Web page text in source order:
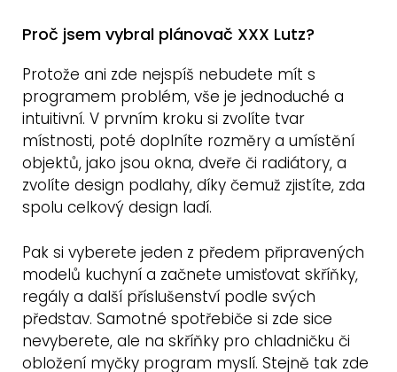
Proč jsem vybral plánovač XXX Lutz?
Protože ani zde nejspíš nebudete mít s
programem problém, vše je jednoduché a
intuitivní. V prvním kroku si zvolíte tvar
místnosti, poté doplníte rozměry a umístění
objektů, jako jsou okna, dveře či radiátory, a
zvolíte design podlahy, díky čemuž zjistíte, zda
spolu celkový design ladí.
Pak si vyberete jeden z předem připravených
modelů kuchyní a začnete umisťovat skříňky,
regály a další příslušenství podle svých
představ. Samotné spotřebiče si zde sice
nevyberete, ale na skříňky pro chladničku či
obložení myčky program myslí. Stejně tak zde